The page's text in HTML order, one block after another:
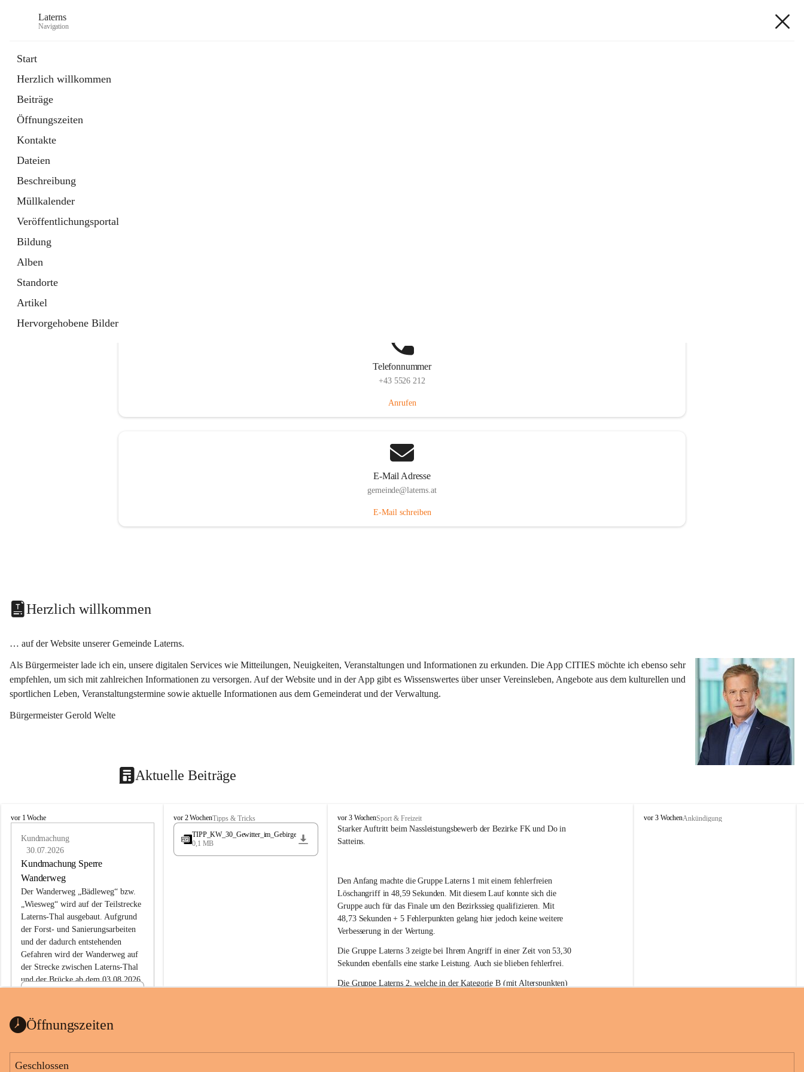
Laterns
Navigation
Start
Herzlich willkommen
Beiträge
Öffnungszeiten
Kontakte
Dateien
Beschreibung
Müllkalender
Veröffentlichungsportal
Bildung
Alben
Standorte
Artikel
Hervorgehobene Bilder
Telefonnummer
+43 5526 212
Anrufen
E-Mail Adresse
gemeinde@laterns.at
E-Mail schreiben
Herzlich willkommen
… auf der Website unserer Gemeinde Laterns.
Als Bürgermeister lade ich ein, unsere digitalen Services wie Mitteilungen, Neuigkeiten, Veranstaltungen und Informationen zu erkunden. Die App CITIES möchte ich ebenso sehr
empfehlen, um sich mit zahlreichen Informationen zu versorgen. Auf der Website und in der App gibt es Wissenswertes über unser Vereinsleben, Angebote aus dem kulturellen und
sportlichen Leben, Veranstaltungstermine sowie aktuelle Informationen aus dem Gemeinderat und der Verwaltung.
Bürgermeister Gerold Welte
Aktuelle Beiträge
L
vor 1 Woche
Kundmachung
30.07.2026
Kundmachung Sperre
Wanderweg
Der Wanderweg „Bädleweg“ bzw.
„Wiesweg“ wird auf der Teilstrecke
Laterns-Thal ausgebaut. Aufgrund
der Forst- und Sanierungsarbeiten
und der dadurch entstehenden
Gefahren wird der Wanderweg auf
der Strecke zwischen Laterns-Thal
und der Brücke ab dem 03.08.2026
ht
1 Seite•0,1 MB
L
a
e
vor 2 WochenTipps & Tricks
TIPP_KW_30_Gewitter_im_Gebirge
0,1 MB
F
r
e
l
l
i
g
e
F
e
u
e
r
w
t
vor 3 WochenSport & Freizeit
Starker Auftritt beim Nassleistungsbewerb der Bezirke FK und Do in
Satteins.
Den Anfang machte die Gruppe Laterns 1 mit einem fehlerfreien
Löschangriff in 48,59 Sekunden. Mit diesem Lauf konnte sich die
Gruppe auch für das Finale um den Bezirkssieg qualifizieren. Mit
48,73 Sekunden + 5 Fehlerpunkten gelang hier jedoch keine weitere
Verbesserung in der Wertung.
Die Gruppe Laterns 3 zeigte bei Ihrem Angriff in einer Zeit von 53,30
Sekunden ebenfalls eine starke Leistung. Auch sie blieben fehlerfrei.
Die Gruppe Laterns 2, welche in der Kategorie B (mit Alterspunkten)
L
vor 3 WochenAnkündigung
Öffnungszeiten
Geschlossen